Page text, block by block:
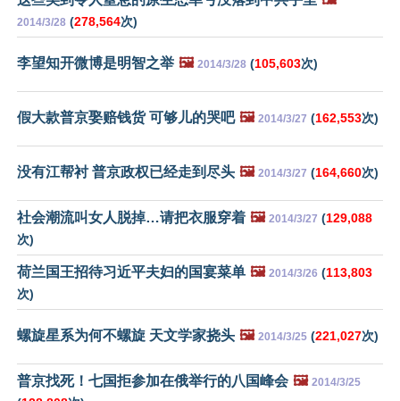
2014/3/28 (278,564次)
李望知开微博是明智之举 🖼️ 2014/3/28 (105,603次)
假大款普京娶赔钱货 可够儿的哭吧 🖼️ 2014/3/27 (162,553次)
没有江帮衬 普京政权已经走到尽头 🖼️ 2014/3/27 (164,660次)
社会潮流叫女人脱掉…请把衣服穿着 🖼️ 2014/3/27 (129,088
次)
荷兰国王招待习近平夫妇的国宴菜单 🖼️ 2014/3/26 (113,803
次)
螺旋星系为何不螺旋 天文学家挠头 🖼️ 2014/3/25 (221,027次)
普京找死！七国拒参加在俄举行的八国峰会 🖼️ 2014/3/25